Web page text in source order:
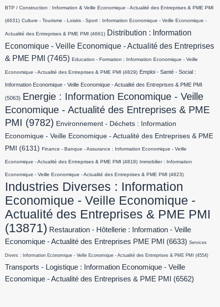
BTP / Construction : Information & Veille Economique - Actualité des Entreprises & PME PMI
(4631) Culture - Tourisme - Loisirs - Sport : Information Economique - Veille Economique -
Actualité des Entreprises & PME PMI (4661) Distribution : Information
Economique - Veille Economique - Actualité des Entreprises
& PME PMI
(7465) Education - Formation : Information Economique - Veille
Economique - Actualité des Entreprises & PME PMI (4829) Emploi - Santé - Social :
Information Economique - Veille Economique - Actualité des Entreprises & PME PMI
(5063) Energie : Information Economique - Veille
Economique - Actualité des Entreprises & PME
PMI (9782) Environnement - Déchets : Information
Economique - Veille Economique - Actualité des Entreprises & PME
PMI
(6131) Finance - Banque - Assurance : Information Economique - Veille
Economique - Actualité des Entreprises & PME PMI (4818) Immobilier : Information
Economique - Veille Economique - Actualité des Entreprises & PME PMI (4823)
Industries Diverses : Information
Economique - Veille Economique -
Actualité des Entreprises & PME PMI
(13871) Restauration - Hôtellerie : Information - Veille
Economique - Actualité des Entreprises PME PMI
(6633) Services
Divers : Information Economique - Veille Economique - Actualité des Entreprises & PME PMI (4554)
Transports - Logistique : Information Economique - Veille
Economique - Actualité des Entreprises & PME PMI
(6562)